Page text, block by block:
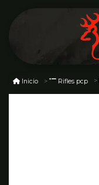
Inicio Rifles pcp